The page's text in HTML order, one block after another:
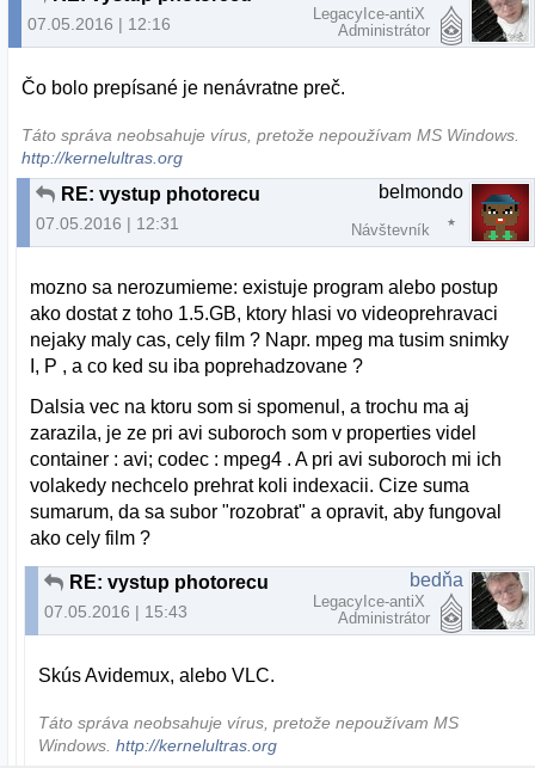
07.05.2016 | 12:16
LegacyIce-antiX
Administrátor
Čo bolo prepísané je nenávratne preč.
Táto správa neobsahuje vírus, pretože nepoužívam MS Windows.
http://kernelultras.org
RE: vystup photorecu
07.05.2016 | 12:31
belmondo
Návštevník
mozno sa nerozumieme: existuje program alebo postup
ako dostat z toho 1.5.GB, ktory hlasi vo videoprehravaci
nejaky maly cas, cely film ? Napr. mpeg ma tusim snimky
I, P , a co ked su iba poprehadzovane ?
Dalsia vec na ktoru som si spomenul, a trochu ma aj
zarazila, je ze pri avi suboroch som v properties videl
container : avi; codec : mpeg4 . A pri avi suboroch mi ich
volakedy nechcelo prehrat koli indexacii. Cize suma
sumarum, da sa subor "rozobrat" a opravit, aby fungoval
ako cely film ?
RE: vystup photorecu
07.05.2016 | 15:43
bedňa
LegacyIce-antiX
Administrátor
Skús Avidemux, alebo VLC.
Táto správa neobsahuje vírus, pretože nepoužívam MS
Windows.http://kernelultras.org